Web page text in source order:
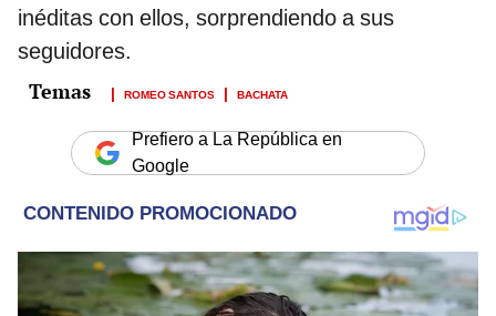
inéditas con ellos, sorprendiendo a sus
seguidores.
ROMEO SANTOS BACHATA
Prefiero a La República en
Google